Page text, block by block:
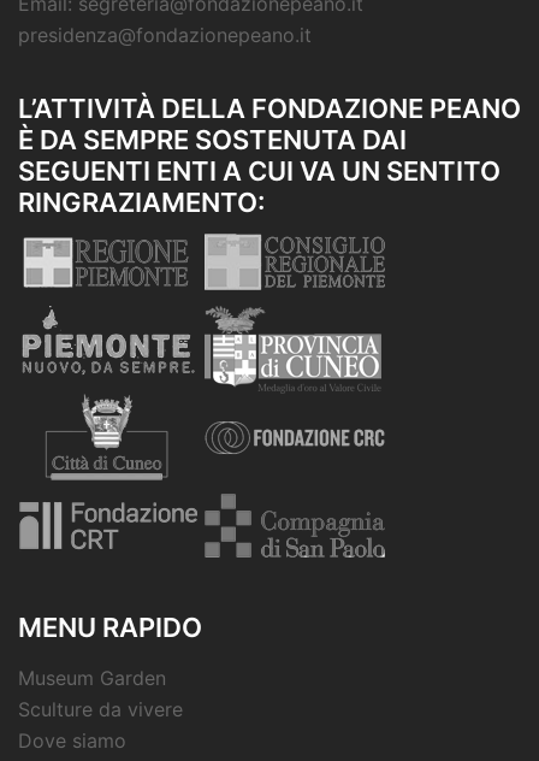
presidenza@fondazionepeano.it
L’ATTIVITÀ DELLA FONDAZIONE PEANO
È DA SEMPRE SOSTENUTA DAI
SEGUENTI ENTI A CUI VA UN SENTITO
RINGRAZIAMENTO:
MENU RAPIDO
Museum Garden
Sculture da vivere
Dove siamo